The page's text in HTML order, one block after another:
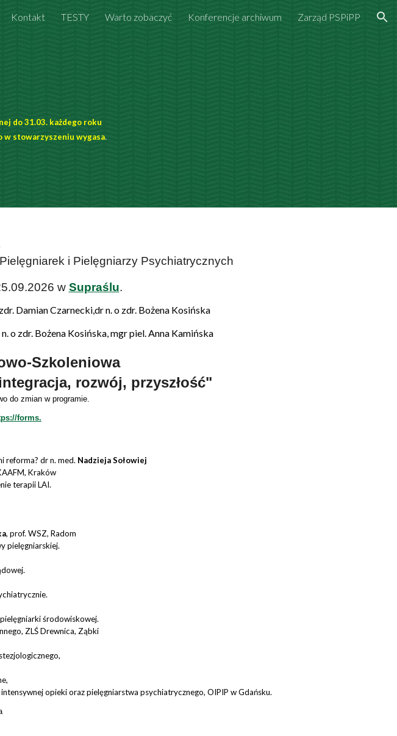
Skip to navigation
Kontakt TESTY Warto zobaczyć Konferencje archiwum Zarząd PSPiPP
do 31.03. każdego roku
w stowarzyszeniu wygasa.
i Pielęgniarzy Psychiatrycznych
w Supraślu.
Damian Czarnecki,dr n. o zdr. Bożena Kosińska
n. o zdr. Bożena Kosińska, mgr piel.Anna Kamińska
Szkoleniowa
rozwój, przyszłość"
do zmian w programie.
forms.
reforma? dr n. med. Nadzieja Sołowiej
Kraków
terapii LAI.
, prof. WSZ, Radom
pielęgniarskiej.
środowiskowej.
ZLŚ Drewnica, Ząbki
opieki oraz pielęgniarstwa psychiatrycznego, OIPIP w Gdańsku.